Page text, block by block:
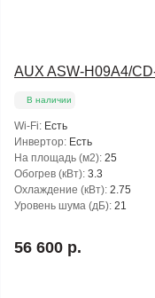
AUX ASW-H09A4/
В наличии
Wi-Fi: Есть
Инвертор: Есть
На площадь (м2): 25
Обогрев (кВт): 3.3
Охлаждение (кВт): 2.75
Уровень шума (дБ): 21
56 600 р.